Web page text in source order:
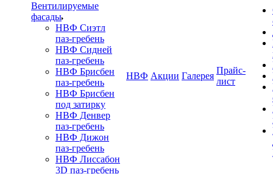
Вентилируемые
фасады
НВФ Сиэтл
паз-гребень
НВФ Сидней
паз-гребень
НВФ Брисбен
паз-гребень
НВФ Брисбен
под затирку
НВФ Денвер
паз-гребень
НВФ Дижон
паз-гребень
НВФ Лиссабон
3D паз-гребень
НВФ Акции Галерея
Прайс-
лист